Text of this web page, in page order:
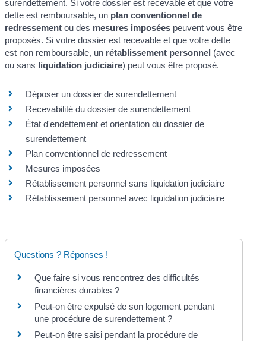
surendettement. Si votre dossier est recevable et que votre
dette est remboursable, un plan conventionnel de
redressement ou des mesures imposées peuvent vous être
proposés. Si votre dossier est recevable et que votre dette
est non remboursable, un rétablissement personnel (avec
ou sans liquidation judiciaire) peut vous être proposé.
Déposer un dossier de surendettement
Recevabilité du dossier de surendettement
État d'endettement et orientation du dossier de
surendettement
Plan conventionnel de redressement
Mesures imposées
Rétablissement personnel sans liquidation judiciaire
Rétablissement personnel avec liquidation judiciaire
Questions ? Réponses !
Que faire si vous rencontrez des difficultés
financières durables ?
Peut-on être expulsé de son logement pendant
une procédure de surendettement ?
Peut-on être saisi pendant la procédure de